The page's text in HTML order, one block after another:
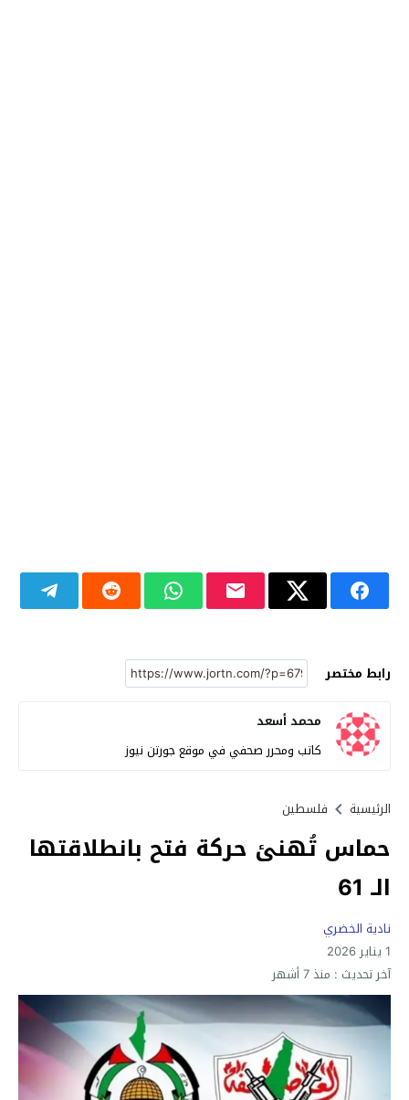
رابط مختصر
محمد أسعد
كاتب ومحرر صحفي في موقع جورتن نيوز
الرئيسية فلسطين
حماس تُهنئ حركة فتح بانطلاقتها
الـ 61
نادية الخضري
1 يناير 2026
آخر تحديث : منذ 7 أشهر